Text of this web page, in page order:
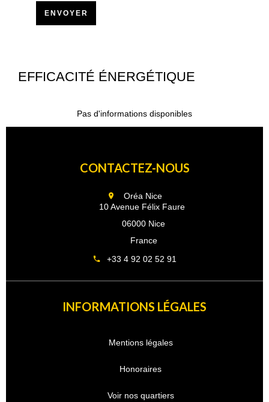
ENVOYER
EFFICACITÉ ÉNERGÉTIQUE
Pas d'informations disponibles
CONTACTEZ-NOUS
Oréa Nice
10 Avenue Félix Faure
06000 Nice
France
+33 4 92 02 52 91
INFORMATIONS LÉGALES
Mentions légales
Honoraires
Voir nos quartiers